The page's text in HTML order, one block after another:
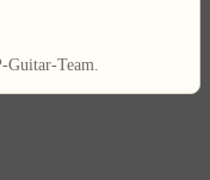
Guitar-Team.